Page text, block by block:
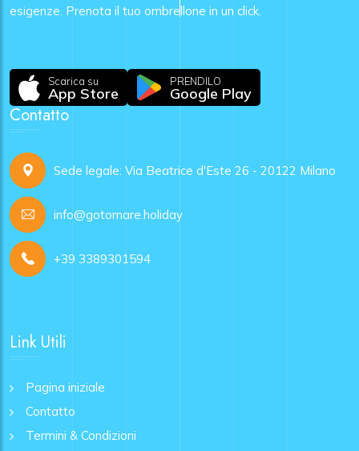
esigenze. Prenota il tuo ombrellone in un click.
Scarica su
App Store
PRENDILO
Google Play
Contatto
Sede legale: Via Beatrice d'Este 26 - 20122 Milano
info@gotomare.holiday
+39 3389301594
Link Utili
Pagina iniziale
Contatto
Termini & Condizioni